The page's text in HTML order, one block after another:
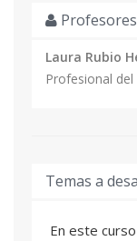
valenciano. Si
de matrícula.
Profesores
Laura Rubio
Profesional
Temas a
En este